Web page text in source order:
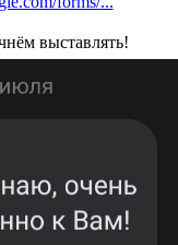
выставлять!